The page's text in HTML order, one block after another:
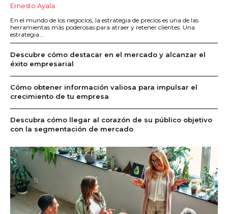
Ernesto Ayala
En el mundo de los negocios, la estrategia de precios es una de las
herramientas más poderosas para atraer y retener clientes. Una
estrategia...
Descubre cómo destacar en el mercado y alcanzar el
éxito empresarial
Cómo obtener información valiosa para impulsar el
crecimiento de tu empresa
Descubra cómo llegar al corazón de su público objetivo
con la segmentación de mercado